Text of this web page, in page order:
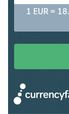
1 EUR =